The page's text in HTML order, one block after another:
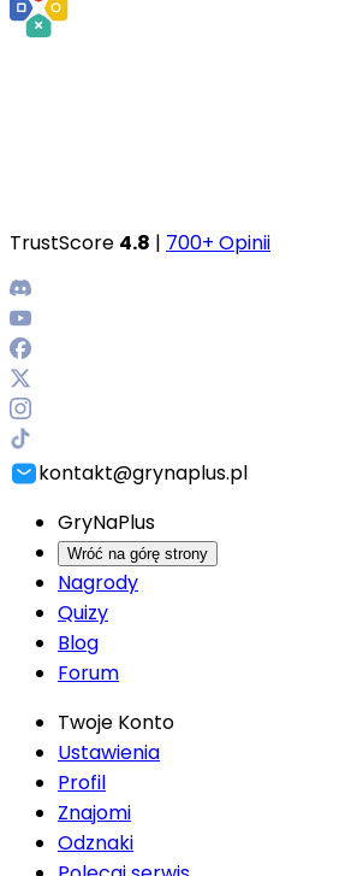
TrustScore 4.8 | 700+ Opinii
kontakt@grynaplus.pl
GryNaPlus
Wróć na górę strony
Nagrody
Quizy
Blog
Forum
Twoje Konto
Ustawienia
Profil
Znajomi
Odznaki